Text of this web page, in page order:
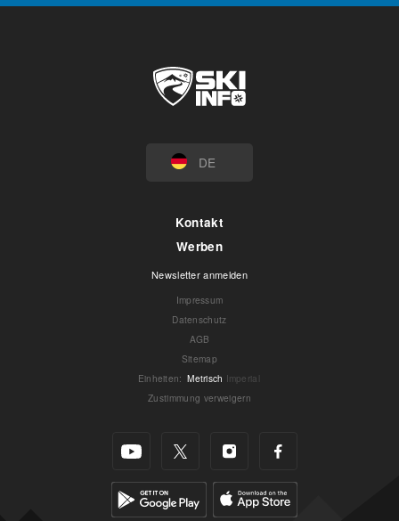
DE
Kontakt
Werben
Newsletter anmelden
Impressum
Datenschutz
AGB
Sitemap
Einheiten: Metrisch Imperial
Zustimmung verweigern